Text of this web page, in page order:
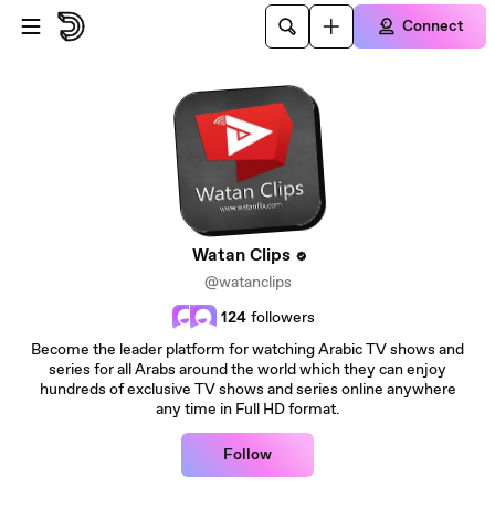
Skip to main content
Connect
Watan Clips
@watanclips
124 followers
Become the leader platform for watching Arabic TV shows and
series for all Arabs around the world which they can enjoy
hundreds of exclusive TV shows and series online anywhere
any time in Full HD format.
Follow